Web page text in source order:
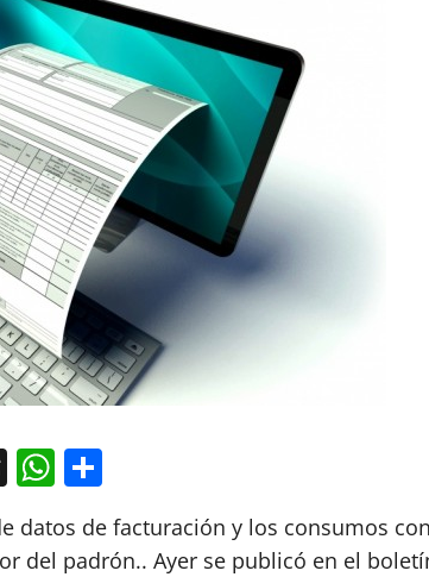
Threads
WhatsApp
datos de facturación y los consumos
del padrón.. Ayer se publicó en el